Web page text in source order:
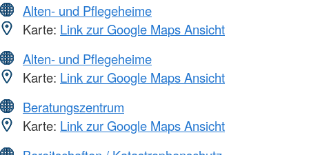
Alten- und Pflegeheime
Karte: Link zur Google Maps Ansicht
Alten- und Pflegeheime
Karte: Link zur Google Maps Ansicht
Beratungszentrum
Karte: Link zur Google Maps Ansicht